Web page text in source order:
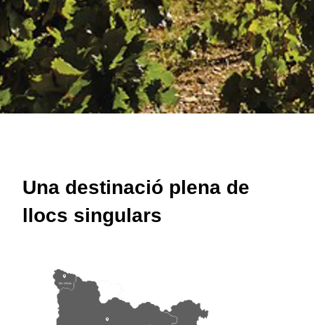
Una destinació plena de
llocs singulars